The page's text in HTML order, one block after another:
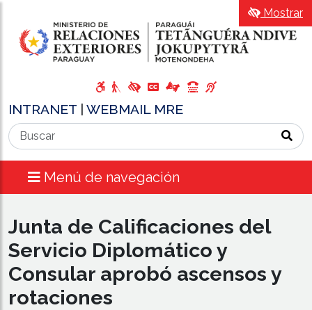
INTRANET WEBMAIL MRE
Menú de navegación
Mostrar
Junta de Calificaciones del
Servicio Diplomático y
Consular aprobó ascensos y
rotaciones